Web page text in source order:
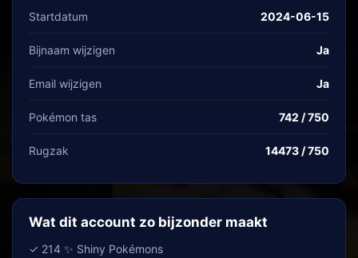
Startdatum 2024-06-15
Bijnaam wijzigen Ja
Email wijzigen Ja
Pokémon tas 742 / 750
Rugzak 14473 / 750
Wat dit account zo bijzonder maakt
✓ 214 ✨ Shiny Pokémons